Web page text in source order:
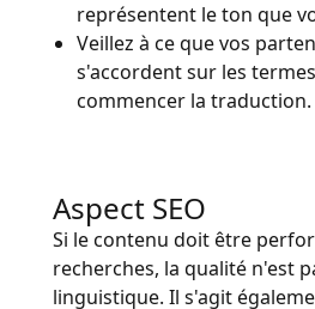
représentent le ton que
Veillez à ce que vos
s'accordent sur les
commencer la traduction.
Aspect SEO
Si le contenu doit être
recherches, la qualité n'est
linguistique. Il s'agit